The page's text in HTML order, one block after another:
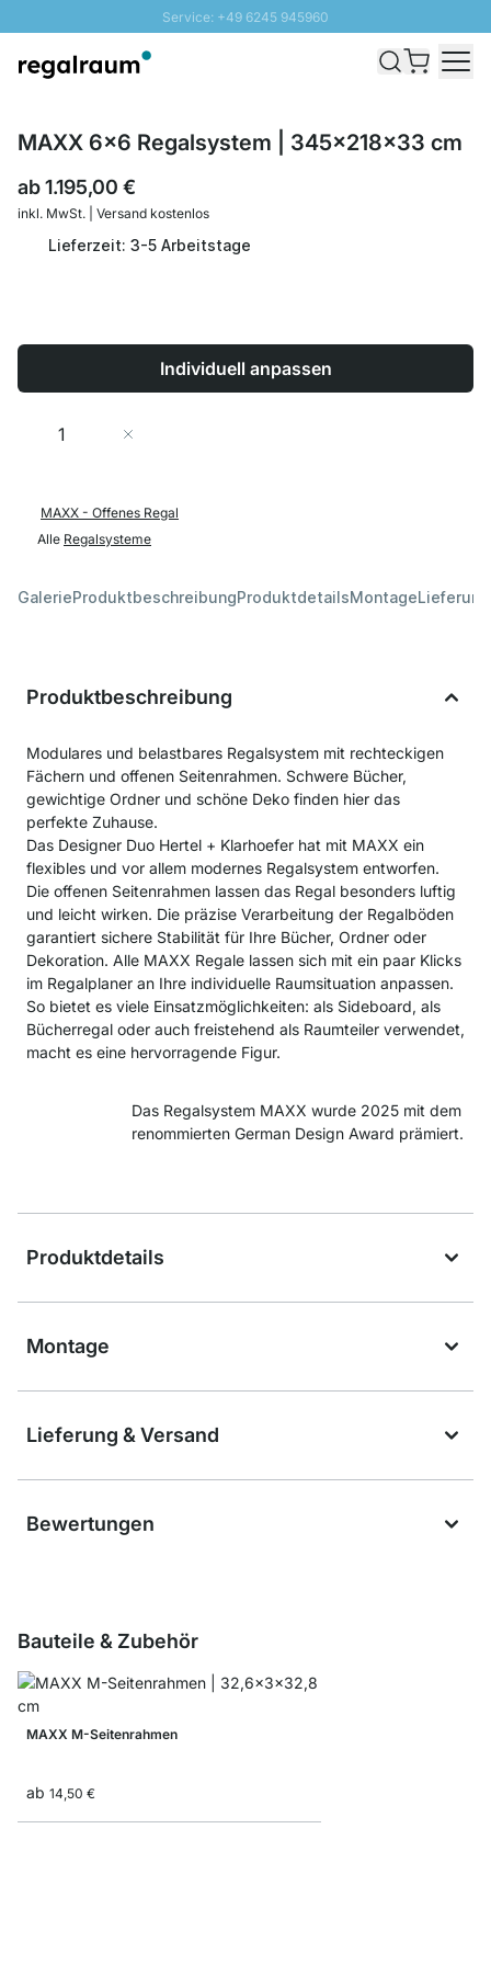
Service: +49 6245 945960
Schnelle Lieferung - Gratis Versand ab 100€
MAXX 6x6 Regalsystem | 345x218x33 cm
ab1.195,00 €
inkl. MwSt. | Versand kostenlos
Lieferzeit: 3-5 Arbeitstage
Individuell anpassen
Menge
MAXX - Offenes Regal
Alle Regalsysteme
GalerieProduktbeschreibungProduktdetailsMontage
Produktbeschreibung
Modulares und belastbares Regalsystem mit rechteckigen
Fächern und offenen Seitenrahmen. Schwere Bücher,
gewichtige Ordner und schöne Deko finden hier das
perfekte Zuhause.
Das Designer Duo Hertel + Klarhoefer hat mit MAXX ein
flexibles und vor allem modernes Regalsystem entworfen.
Die offenen Seitenrahmen lassen das Regal besonders luftig
und leicht wirken. Die präzise Verarbeitung der Regalböden
garantiert sichere Stabilität für Ihre Bücher, Ordner oder
Dekoration. Alle MAXX Regale lassen sich mit ein paar Klicks
im Regalplaner an Ihre individuelle Raumsituation anpassen.
So bietet es viele Einsatzmöglichkeiten: als Sideboard, als
Bücherregal oder auch freistehend als Raumteiler verwendet,
macht es eine hervorragende Figur.
Das Regalsystem MAXX wurde 2025 mit dem
renommierten German Design Award prämiert.
Produktdetails
Montage
Lieferung & Versand
Bewertungen
Bauteile & Zubehör
MAXX M-Seitenrahmen
ab 14,50 €